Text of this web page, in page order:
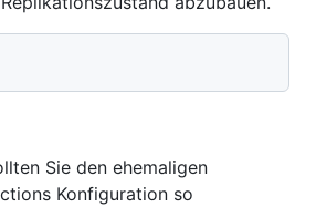
Sie den ehemaligen
Konfiguration so